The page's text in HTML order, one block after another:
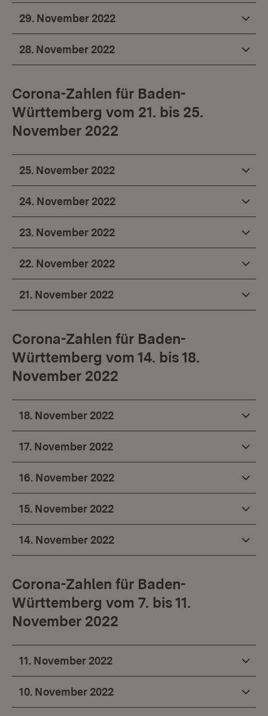
29. November 2022
28. November 2022
Corona-Zahlen für Baden-
Württemberg vom 21. bis 25.
November 2022
25. November 2022
24. November 2022
23. November 2022
22. November 2022
21. November 2022
Corona-Zahlen für Baden-
Württemberg vom 14. bis 18.
November 2022
18. November 2022
17. November 2022
16. November 2022
15. November 2022
14. November 2022
Corona-Zahlen für Baden-
Württemberg vom 7. bis 11.
November 2022
11. November 2022
10. November 2022